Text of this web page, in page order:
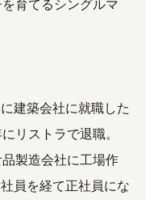
育てるシングルマ
建築会社に就職した
リストラで退職。
製造会社に工場作
員を経て正社員にな